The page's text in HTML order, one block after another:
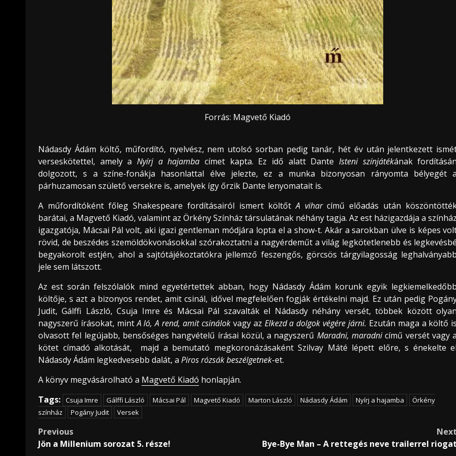
Forrás: Magvető Kiadó
Nádasdy Ádám költő, műfordító, nyelvész, nem utolsó sorban pedig tanár, hét év után jelentkezett
verseskötettel, amely a Nyírj a hajamba címet kapta. Ez idő alatt Dante Isteni színjátékának fordításán
dolgozott, s a színe-fonákja hasonlattal élve jelezte, ez a munka bizonyosan rányomta bélyegét a
párhuzamosan születő versekre is, amelyek így őrzik Dante lenyomatait is.
A műfordítóként főleg Shakespeare fordításairól ismert költőtA viharcímű előadás után
barátai, a Magvető Kiadó, valamint az Örkény Színház társulatának néhány tagja. Az est házigazdája a színház
igazgatója, Mácsai Pál volt, aki igazi gentleman módjára lopta el a show-t. Akár a sarokban ülve is képes
rövid, de beszédes szemöldökvonásokkal szórakoztatni a nagyérdeműt a világ legkötetlenebb és legkevésbé
begyakorolt estjén, ahol a sajtótájékoztatókra jellemző feszengős, görcsös tárgyilagosság leghalványabb
jele sem látszott.
Az est során felszólalók mind egyetértettek abban, hogy Nádasdy Ádám korunk egyik legkiemelkedőbb
költője, s azt a bizonyos rendet, amit csinál, idővel megfelelően fogják értékelni majd. Ez után pedig
Judit, Gálffi László, Csuja Imre és Mácsai Pál szavalták el Nádasdy néhány versét, többek között olyan
nagyszerű írásokat, mintA ló, A rend, amit csinálokvagy az Elkezd a dolgok végére járni. Ezután maga a költő is
olvasott fel legújabb, bensőséges hangvételű írásai közül, a nagyszerű Maradni, maradnicímű versét vagy a
kötet címadó alkotását, majd a bemutató megkoronázásaként Szilvay Máté lépett előre, s énekelte el
Nádasdy Ádám legkedvesebb dalát, a Piros rózsák beszélgetnek-et.
A könyv megvásárolható a Magvető Kiadó honlapján.
Tags: Csuja Imre Gálffi László Mácsai Pál Magvető Kiadó Marton László Nádasdy Ádám Nyírj a hajamba
Örkény
színház
Pogány Judit Versek
Post
Previous
Jön a Millenium sorozat 5. része!
Next
Bye-Bye Man – A rettegés neve trailerrel riogat